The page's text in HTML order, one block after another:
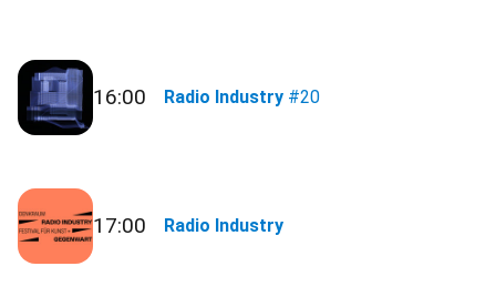
16:00 Radio Industry #20
17:00 Radio Industry